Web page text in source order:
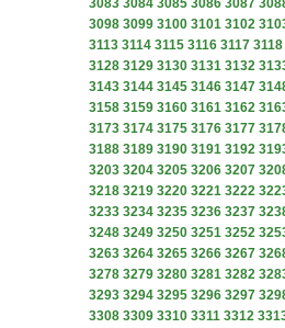
3083 3084 3085 3086 3087
3098 3099 3100 3101 3102
3113 3114 3115 3116 3117 3118
3128 3129 3130 3131 3132
3143 3144 3145 3146 3147
3158 3159 3160 3161 3162
3173 3174 3175 3176 3177
3188 3189 3190 3191 3192
3203 3204 3205 3206 3207
3218 3219 3220 3221 3222
3233 3234 3235 3236 3237
3248 3249 3250 3251 3252
3263 3264 3265 3266 3267
3278 3279 3280 3281 3282
3293 3294 3295 3296 3297
3308 3309 3310 3311 3312